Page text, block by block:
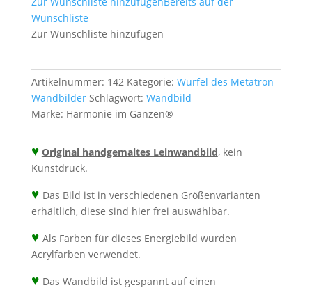
ab
Größe
50cm
50cm
-
Energiebild
handgemalt
Wunschliste
Zur Wunschliste hinzufügen
Artikelnummer: 142 Kategorie: Würfel des Metatron
Wandbilder Schlagwort: Wandbild
Marke: Harmonie im Ganzen®
♥ Original handgemaltes Leinwandbild, kein
Kunstdruck.
♥ Das Bild ist in verschiedenen Größenvarianten
erhältlich, diese sind hier frei auswählbar.
♥ Als Farben für dieses Energiebild wurden
Acrylfarben verwendet.
♥ Das Wandbild ist gespannt auf einen